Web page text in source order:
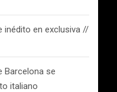
inédito en exclusiva //
Barcelona se
italiano